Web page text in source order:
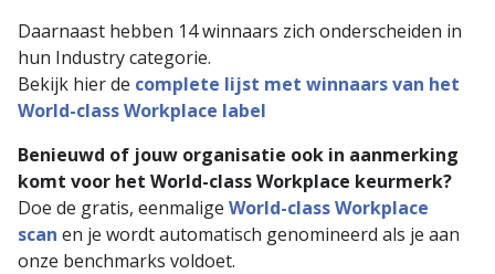
Daarnaast hebben 14 winnaars zich onderscheiden in
hun Industry categorie.
Bekijk hier de complete lijst met winnaars van het
World-class Workplace label
Benieuwd of jouw organisatie ook in aanmerking
komt voor het World-class Workplace keurmerk?
Doe de gratis, eenmalige World-class Workplace
scan en je wordt automatisch genomineerd als je aan
onze benchmarks voldoet.